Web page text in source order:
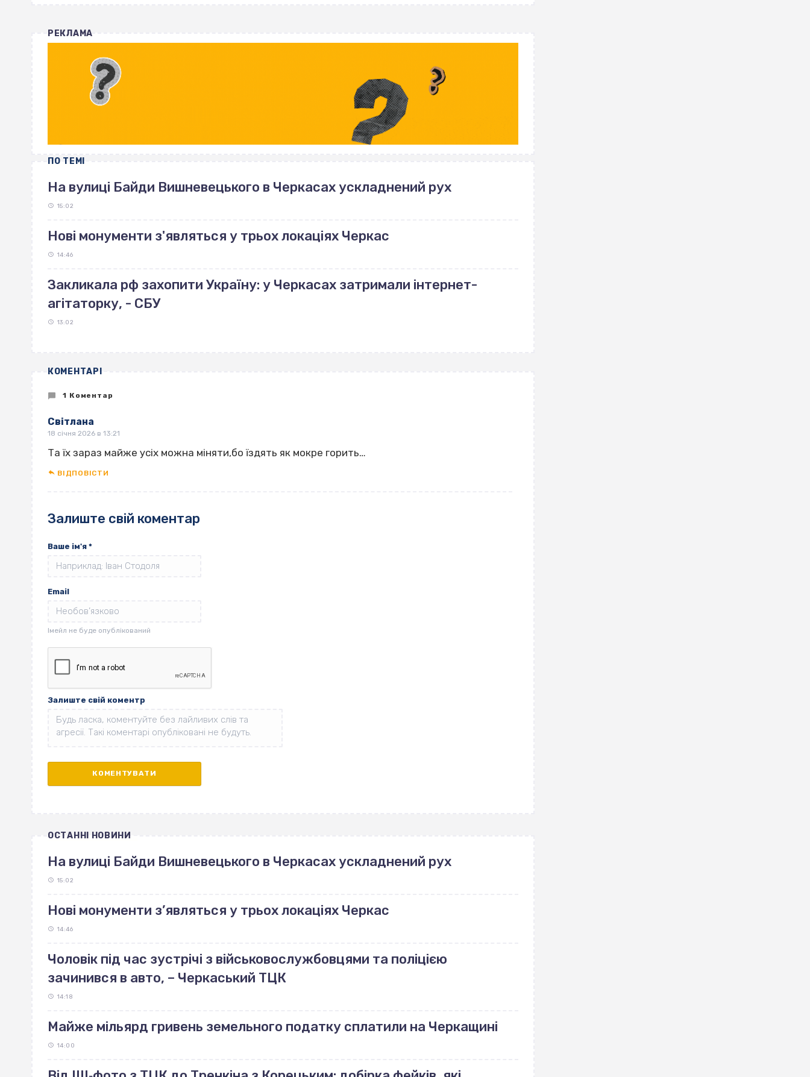
РЕКЛАМА
ПО ТЕМІ
На вулиці Байди Вишневецького в Черкасах ускладнений рух
15:02
Нові монументи з'являться у трьох локаціях Черкас
14:46
Закликала рф захопити Україну: у Черкасах затримали інтернет-
агітаторку, - СБУ
13:02
КОМЕНТАРІ
1 Коментар
Світлана
18 січня 2026 в 13:21
Та їх зараз майже усіх можна міняти,бо їздять як мокре горить…
ВІДПОВІCТИ
Залиште свій коментар
Ваше ім'я *
Email
Залиште свій коментр
ОСТАННІ НОВИНИ
На вулиці Байди Вишневецького в Черкасах ускладнений рух
15:02
Нові монументи з’являться у трьох локаціях Черкас
14:46
Чоловік під час зустрічі з військовослужбовцями та поліцією
зачинився в авто, – Черкаський ТЦК
14:18
Майже мільярд гривень земельного податку сплатили на Черкащині
14:00